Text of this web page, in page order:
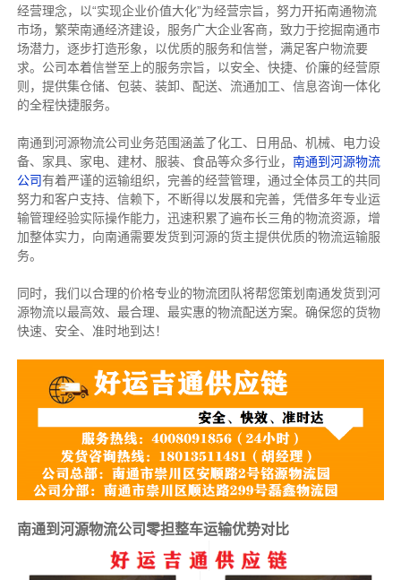
经营理念，以“实现企业价值大化”为经营宗旨，努力开拓南通物流
市场，繁荣南通经济建设，服务广大企业客商，致力于挖掘南通市
场潜力，逐步打造形象，以优质的服务和信誉，满足客户物流要
求。公司本着信誉至上的服务宗旨，以安全、快捷、价廉的经营原
则，提供集仓储、包装、装卸、配送、流通加工、信息咨询一体化
的全程快捷服务。
南通到河源物流公司业务范围涵盖了化工、日用品、机械、电力设
备、家具、家电、建材、服装、食品等众多行业， 南通到河源物流
公司有着严谨的运输组织，完善的经营管理，通过全体员工的共同
努力和客户支持、信赖下，不断得以发展和完善，凭借多年专业运
输管理经验实际操作能力，迅速积累了遍布长三角的物流资源，增
加整体实力，向南通需要发货到河源的货主提供优质的物流运输服
务。
同时，我们以合理的价格专业的物流团队将帮您策划南通发货到河
源物流以最高效、最合理、最实惠的物流配送方案。确保您的货物
快速、安全、准时地到达！
南通到河源物流公司零担整车运输优势对比